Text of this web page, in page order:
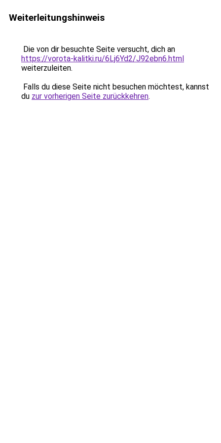
Weiterleitungshinweis
Die von dir besuchte Seite versucht, dich an
https://vorota-kalitki.ru/6Lj6Yd2/J92ebn6.html
weiterzuleiten.
Falls du diese Seite nicht besuchen möchtest, kannst
du zur vorherigen Seite zurückkehren.